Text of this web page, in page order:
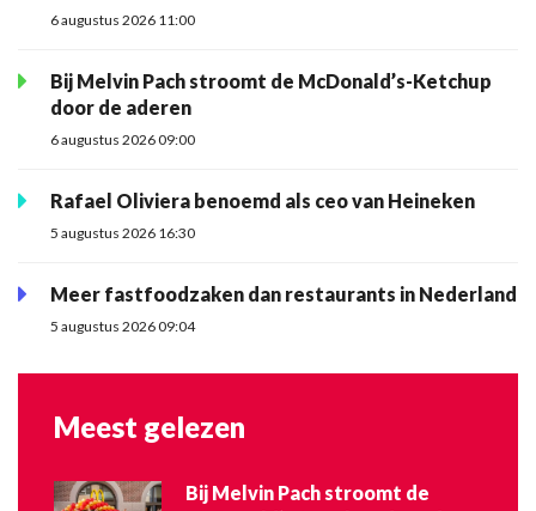
6 augustus 2026 11:00
Bij Melvin Pach stroomt de McDonald’s-Ketchup
door de aderen
6 augustus 2026 09:00
Rafael Oliviera benoemd als ceo van Heineken
5 augustus 2026 16:30
Meer fastfoodzaken dan restaurants in Nederland
5 augustus 2026 09:04
Meest gelezen
Bij Melvin Pach stroomt de